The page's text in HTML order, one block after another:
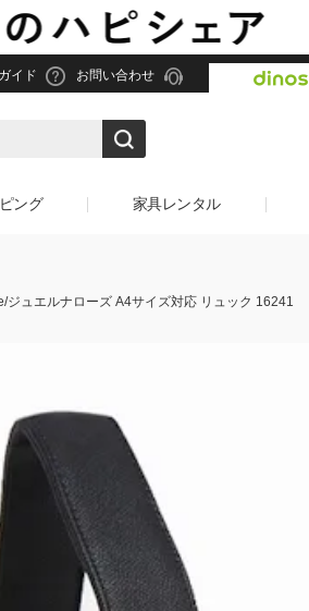
イド お問い合わせ
ング 家具レンタル
ジュエルナローズ A4サイズ対応 リュック 16241